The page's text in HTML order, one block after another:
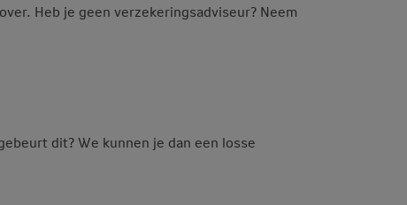
Heb je geen verzekeringsadviseur? Neem
dit? We kunnen je dan een losse